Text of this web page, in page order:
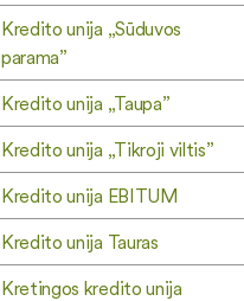
Kredito unija „Sūduvos
parama”
Kredito unija „Taupa”
Kredito unija „Tikroji viltis”
Kredito unija EBITUM
Kredito unija Tauras
Kretingos kredito unija